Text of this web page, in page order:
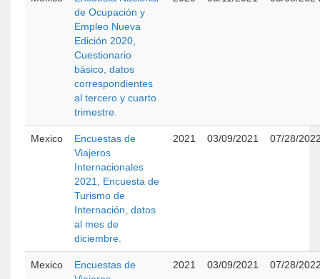
de Ocupación y
Empleo Nueva
Edición 2020,
Cuestionario
básico, datos
correspondientes
al tercero y cuarto
trimestre.
Mexico
Encuestas de
Viajeros
Internacionales
2021, Encuesta de
Turismo de
Internación, datos
al mes de
diciembre.
2021 03/09/2021 07/28/
Mexico
Encuestas de
2021 03/09/2021 07/28/